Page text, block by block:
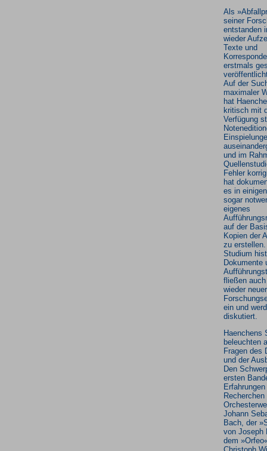
Als
seiner
entstanden
wieder
Texte und
erstmals
Auf der
maximaler
hat
kritisch mit
Verfügung
und im
Fehler
hat
es in
sogar
eigenes
auf der
Kopien der
zu
Studium
Dokumente
fließen
wieder
ein und
diskutiert.
Haenchens
beleuchten
Fragen des
und der
Den
ersten
Recherchen
Johann
Bach, der
von Joseph
dem